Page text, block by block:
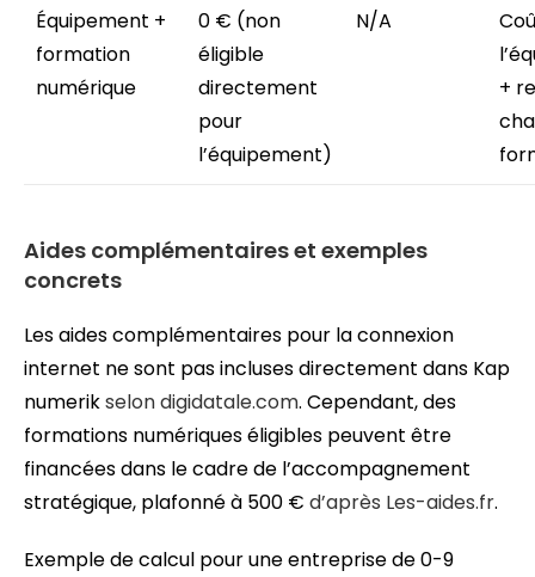
Équipement +
formation
numérique
0 € (non
éligible
directement
pour
l’équipement)
N/A
+
Aides complémentaires et exemples
concrets
Les aides complémentaires pour la connexion
internet ne sont pas incluses directement dans Kap
numerikselon digidatale.com. Cependant, des
formations numériques éligibles peuvent être
financées dans le cadre de l’accompagnement
stratégique, plafonné à 500 € d’après Les-aides.fr.
Exemple de calcul pour une entreprise de 0-9